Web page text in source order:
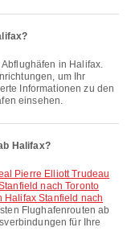
in Halifax.
um Ihr
Informationen zu den
einsehen.
Halifax?
nach Toronto
Halifax Stanfield nach
Flughafenrouten ab
für Ihre